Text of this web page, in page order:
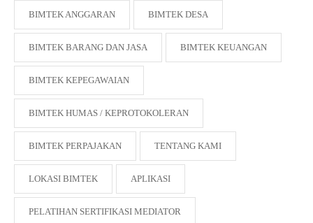
BIMTEK ANGGARAN BIMTEK DESA
BIMTEK BARANG DAN JASA BIMTEK KEUANGAN
BIMTEK KEPEGAWAIAN
BIMTEK HUMAS / KEPROTOKOLERAN
BIMTEK PERPAJAKAN TENTANG KAMI
LOKASI BIMTEK APLIKASI
PELATIHAN SERTIFIKASI MEDIATOR